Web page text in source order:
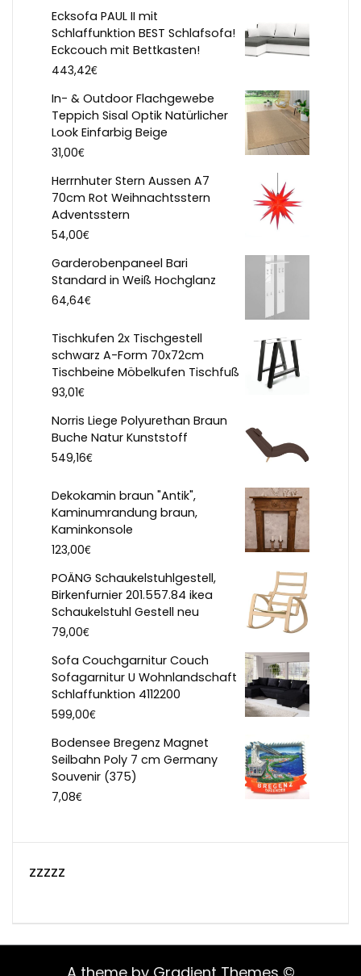
Ecksofa PAUL II mit
Schlaffunktion BEST Schlafsofa!
Eckcouch mit Bettkasten!
443,42€
In- & Outdoor Flachgewebe
Teppich Sisal Optik Natürlicher
Look Einfarbig Beige
31,00€
Herrnhuter Stern Aussen A7
70cm Rot Weihnachtsstern
Adventsstern
54,00€
Garderobenpaneel Bari
Standard in Weiß Hochglanz
64,64€
Tischkufen 2x Tischgestell
schwarz A-Form 70x72cm
Tischbeine Möbelkufen Tischfuß
93,01€
Norris Liege Polyurethan Braun
Buche Natur Kunststoff
549,16€
Dekokamin braun "Antik",
Kaminumrandung braun,
Kaminkonsole
123,00€
POÄNG Schaukelstuhlgestell,
Birkenfurnier 201.557.84 ikea
Schaukelstuhl Gestell neu
79,00€
Sofa Couchgarnitur Couch
Sofagarnitur U Wohnlandschaft
Schlaffunktion 4112200
599,00€
Bodensee Bregenz Magnet
Seilbahn Poly 7 cm Germany
Souvenir (375)
7,08€
zzzzz